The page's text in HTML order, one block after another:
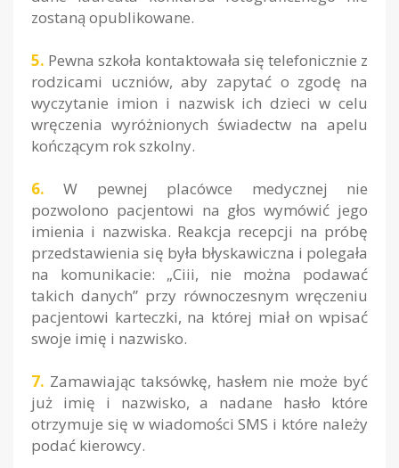
zostaną opublikowane.
5. Pewna szkoła kontaktowała się telefonicznie z
rodzicami uczniów, aby zapytać o zgodę na
wyczytanie imion i nazwisk ich dzieci w celu
wręczenia wyróżnionych świadectw na apelu
kończącym rok szkolny.
6. W pewnej placówce medycznej nie
pozwolono pacjentowi na głos wymówić jego
imienia i nazwiska. Reakcja recepcji na próbę
przedstawienia się była błyskawiczna i polegała
na komunikacie: „Ciii, nie można podawać
takich danych” przy równoczesnym wręczeniu
pacjentowi karteczki, na której miał on wpisać
swoje imię i nazwisko.
7. Zamawiając taksówkę, hasłem nie może być
już imię i nazwisko, a nadane hasło które
otrzymuje się w wiadomości SMS i które należy
podać kierowcy.